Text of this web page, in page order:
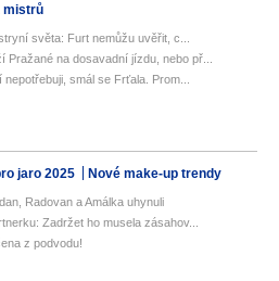
mistrů
světa: Furt nemůžu uvěřit, c...
na dosavadní jízdu, nebo př...
smál se Frťala. Prom...
jaro 2025 Nové make-up trendy
Radovan a Amálka uhynuli
Zadržet ho musela zásahov...
z podvodu!